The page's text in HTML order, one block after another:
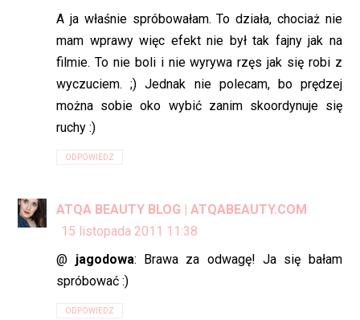
A ja właśnie spróbowałam. To działa, chociaż nie
mam wprawy więc efekt nie był tak fajny jak na
filmie. To nie boli i nie wyrywa rzęs jak się robi z
wyczuciem. ;) Jednak nie polecam, bo prędzej
można sobie oko wybić zanim skoordynuje się
ruchy :)
ODPOWIEDZ
ATQA BEAUTY BLOG | ATQABEAUTY.COM
15 listopada 2011 11:38
@ jagodowa: Brawa za odwagę! Ja się bałam
spróbować :)
ODPOWIEDZ